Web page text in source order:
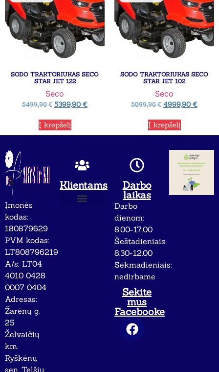
SODO TRAKTORIUKAS SECO
STAR JET 122
Seco
5499,90€ 5399,90€
Į krepšelį
SODO TRAKTORIUKAS SECO
STAR JET 102
Seco
5099,90€ 4999,90€
Į krepšelį
Įmonės
kodas:
180879629
PVM kodas:
LT808796219
A/s: LT04
4010 0428
0007 0404
Adresas:
Žarėnų g.
25
Želvaičių
km.
Ryškėnų
sen. Telšių
Klientams
Darbo
laikas
Darbo
dienom:
8.00-17.00
Šeštadieniais
8.30-12.00
Sekmadieniais:
nedirbame
Sekite
mus
Facebooke